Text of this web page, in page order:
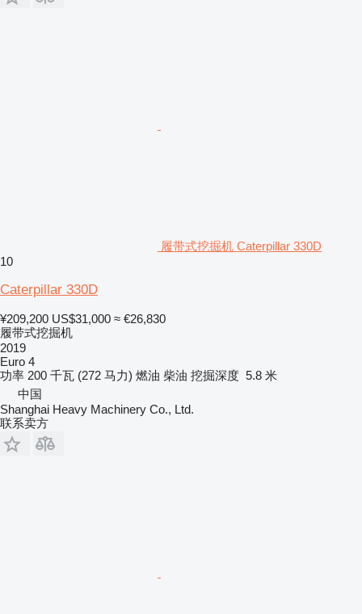
履带式挖掘机 Caterpillar 330D
10
Caterpillar 330D
¥209,200 US$31,000 ≈ €26,830
履带式挖掘机
2019
Euro 4
功率 200 千瓦 (272 马力) 燃油 柴油 挖掘深度 5.8 米
中国
Shanghai Heavy Machinery Co., Ltd.
联系卖方